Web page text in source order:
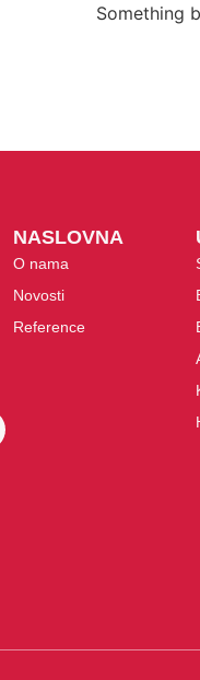
Something
NASLOVNA
O nama
Novosti
Reference